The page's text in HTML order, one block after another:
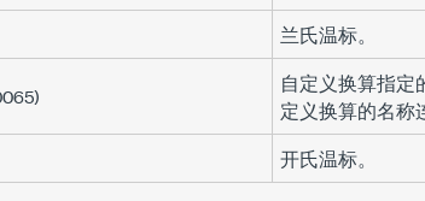
兰氏温标。
自定义换算指定
定义换算的名称
开氏温标。